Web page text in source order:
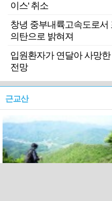
이스' 취소
창녕 중부내륙고속도로
의탄으로 밝혀져
입원환자가 연달아 사망
전망
근교산